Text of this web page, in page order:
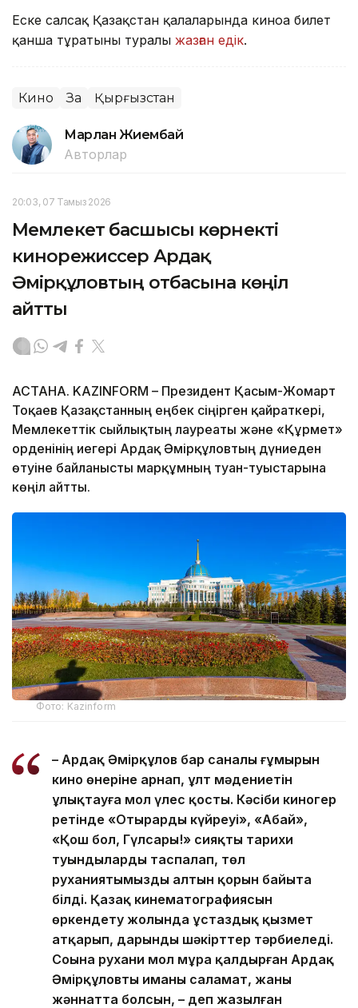
Еске салсақ Қазақстан қалаларында киноға билет
қанша тұратыны туралы жазған едік.
Кино Заң Қырғызстан
Марлан Жиембай
Авторлар
20:03, 07 Тамыз 2026
Мемлекет басшысы көрнекті
кинорежиссер Ардақ
Әмірқұловтың отбасына көңіл
айтты
АСТАНА. KAZINFORM – Президент Қасым-Жомарт
Тоқаев Қазақстанның еңбек сіңірген қайраткері,
Мемлекеттік сыйлықтың лауреаты және «Құрмет»
орденінің иегері Ардақ Әмірқұловтың дүниеден
өтуіне байланысты марқұмның туған-туыстарына
көңіл айтты.
Фото: Kazinform
– Ардақ Әмірқұлов бар саналы ғұмырын
кино өнеріне арнап, ұлт мәдениетін
ұлықтауға мол үлес қосты. Кәсіби киногер
ретінде «Отырардың күйреуі», «Абай»,
«Қош бол, Гүлсары!» сияқты тарихи
туындыларды таспалап, төл
руханиятымыздың алтын қорын байыта
білді. Қазақ кинематографиясын
өркендету жолында ұстаздық қызмет
атқарып, дарынды шәкірттер тәрбиеледі.
Соңына рухани мол мұра қалдырған Ардақ
Әмірқұловтың иманы саламат, жаны
жәннатта болсын, – деп жазылған